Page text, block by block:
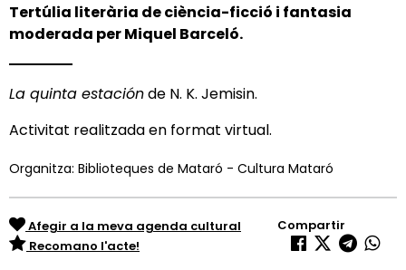
Tertúlia literària de ciència-ficció i fantasia
moderada perMiquel Barceló.
La quinta estaciónde N. K. Jemisin.
Activitat realitzada en format virtual.
Organitza: Biblioteques de Mataró - Cultura Mataró
Afegir a la meva agenda cultural
Recomano l'acte!
Compartir